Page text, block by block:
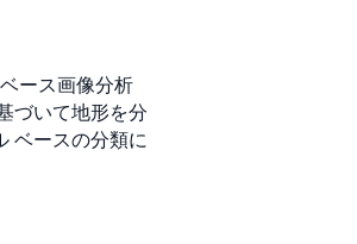
ース画像分析
づいて地形を分
ベースの分類に